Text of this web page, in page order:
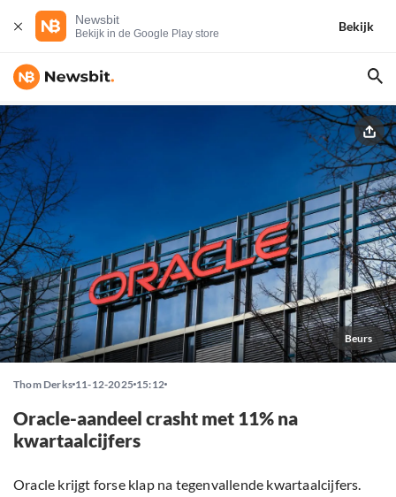
Newsbit
Bekijk in de Google Play store
Bekijk
Beurs
Thom Derks 11-12-2025 15:12
Oracle-aandeel crasht met 11% na
kwartaalcijfers
Oracle krijgt forse klap na tegenvallende kwartaalcijfers.